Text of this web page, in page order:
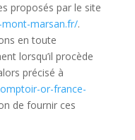
proposés par le site
marsan.fr/.
en toute
lorsqu’il procède
précisé à
or-france-
de fournir ces